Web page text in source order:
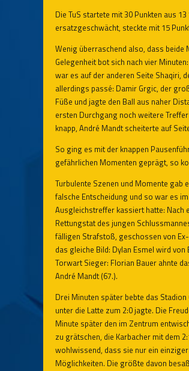
Die TuS startete mit 30 Punkten aus
ersatzgeschwächt, steckte mit 15
Wenig überraschend also, dass
Gelegenheit bot sich nach vier
war es auf der anderen Seite Shaqiri,
allerdings passé: Damir Grgic, der
Füße und jagte den Ball aus naher
ersten Durchgang noch weitere
knapp, André Mandt scheiterte auf
So ging es mit der knappen
gefährlichen Momenten geprägt, so
Turbulente Szenen und Momente gab
falsche Entscheidung und so war es
Ausgleichstreffer kassiert hatte: Nach
Rettungstat des jungen
fälligen Strafstoß, geschossen von
das gleiche Bild: Dylan Esmel wird
Torwart Sieger: Florian Bauer ahnte
André Mandt (67.).
Drei Minuten später bebte das
unter die Latte zum 2:0 jagte. Die
Minute später den im Zentrum
zu grätschen, die Karbacher mit dem
wohlwissend, dass sie nur ein
Möglichkeiten. Die größte davon